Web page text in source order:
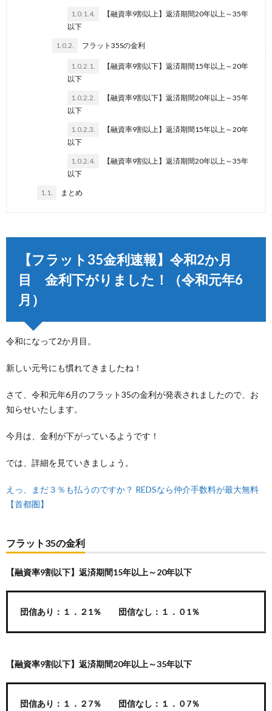
1.0.1.4.
【融資率9割以上】返済期間20年以上～35年
以下
1.0.2. フラット35Sの金利
1.0.2.1.
【融資率9割以下】返済期間15年以上～20年
以下
1.0.2.2.
【融資率9割以下】返済期間20年以上～35年
以下
1.0.2.3.
【融資率9割以上】返済期間15年以上～20年
以下
1.0.2.4.
【融資率9割以上】返済期間20年以上～35年
以下
1.1. まとめ
【フラット35金利速報】令和2か月
目 金利下がりました！（令和元年6
月）
令和になって2か月目。
新しい元号にも慣れてきましたね！
さて、令和元年6月のフラット35の金利が発表されましたので、お
知らせいたします。
今月は、金利が下がっているようです！
では、詳細を見ていきましょう。
えっ、まだ３％も払うのですか？ REDSなら仲介手数料が最大無料
【首都圏】
フラット35の金利
【融資率9割以下】返済期間15年以上～20年以下
団信あり：１．２1％ 団信なし：１．０1％
【融資率9割以下】返済期間20年以上～35年以下
団信あり：１．２7％ 団信なし：１．０7％